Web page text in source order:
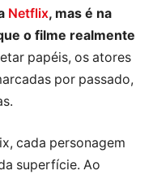
Netflix, mas é na
o filme realmente
papéis, os atores
por passado,
cada personagem
superfície. Ao